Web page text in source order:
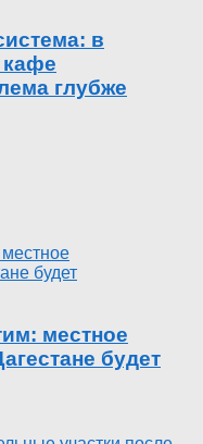
в
кафе
глубже
местное
будет